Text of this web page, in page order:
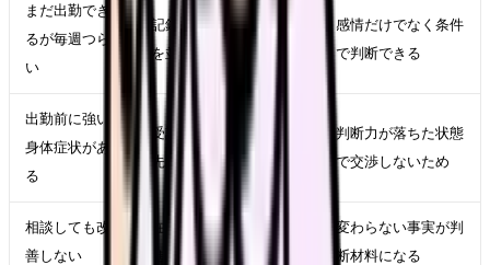
まだ出勤でき
るが毎週つら
い
記録、相談、求人比較
を並行する
感情だけでなく条件
で判断できる
出勤前に強い
身体症状があ
る
受診、休養、公的相談
先を優先する
判断力が落ちた状態
で交渉しないため
相談しても改
善しない
在職転職や退職準備を
進める
変わらない事実が判
断材料になる